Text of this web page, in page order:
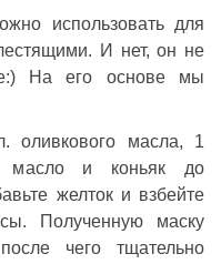
использовать для
И нет, он не
На его основе мы
оливкового масла, 1
масло и коньяк до
желток и взбейте
Полученную маску
чего тщательно